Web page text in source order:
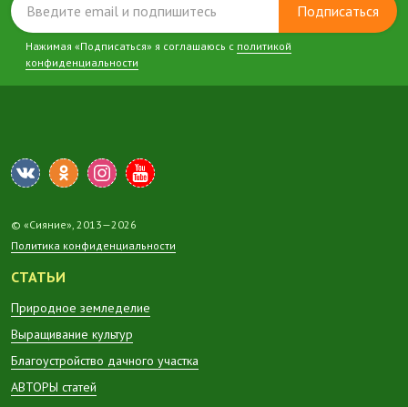
Подписаться
Нажимая «Подписаться» я соглашаюсь с политикой
конфиденциальности
© «Сияние», 2013—2026
Политика конфиденциальности
СТАТЬИ
Природное земледелие
Выращивание культур
Благоустройство дачного участка
АВТОРЫ статей